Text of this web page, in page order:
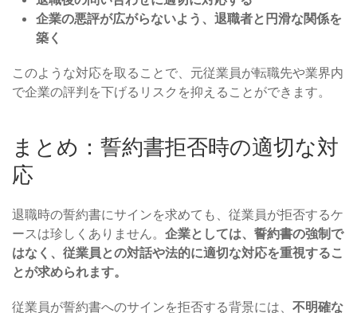
企業の悪評が広がらないよう、退職者と円滑な関係を
築く
このような対応を取ることで、元従業員が転職先や業界内
で企業の評判を下げるリスクを抑えることができます。
まとめ：誓約書拒否時の適切な対
応
退職時の誓約書にサインを求めても、従業員が拒否するケ
ースは珍しくありません。 企業としては、誓約書の強制で
はなく、従業員との対話や法的に適切な対応を重視するこ
とが求められます。
従業員が誓約書へのサインを拒否する背景には、 不明確な